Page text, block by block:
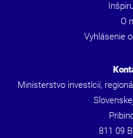
O
Vyhlásenie
Ministerstvo investícií,
811 09